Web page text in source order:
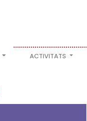
ACTIVITATS